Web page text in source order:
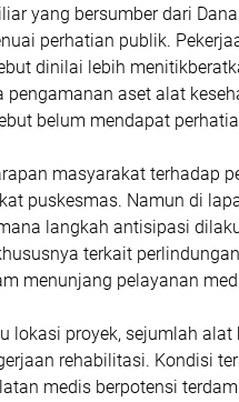
yang bersumber dari
perhatian publik.
dinilai lebih
pengamanan aset alat
belum mendapat
masyarakat terhadap
puskesmas. Namun di
langkah antisipasi
terkait
menunjang pelayanan
lokasi proyek, sejumlah alat
rehabilitasi. Kondisi
medis berpotensi